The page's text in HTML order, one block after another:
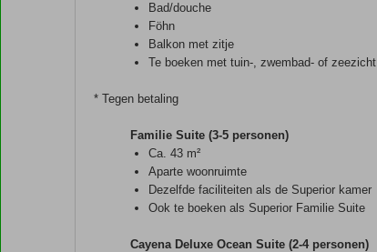
Bad/douche
Föhn
Balkon met zitje
Te boeken met tuin-, zwembad- of zeezicht
* Tegen betaling
Familie Suite (3-5 personen)
Ca. 43 m²
Aparte woonruimte
Dezelfde faciliteiten als de Superior kamer
Ook te boeken als Superior Familie Suite
Cayena Deluxe Ocean Suite (2-4 personen)